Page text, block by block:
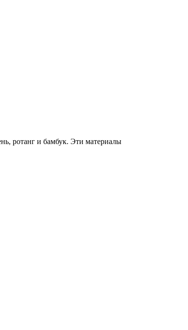
ротанг и бамбук. Эти материалы